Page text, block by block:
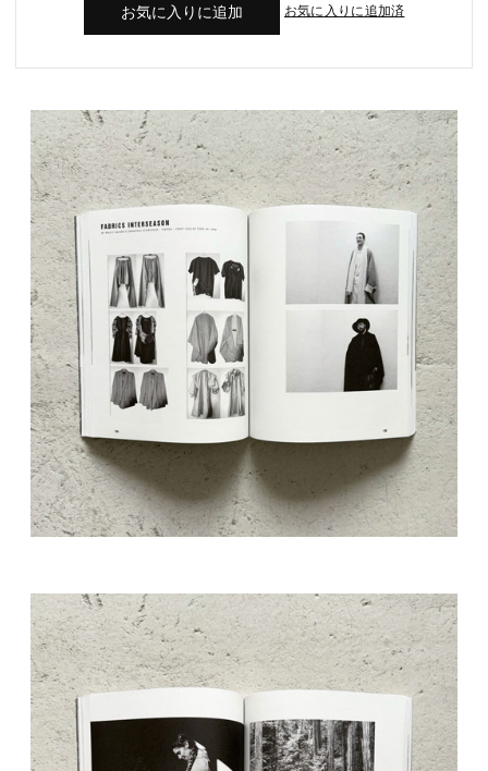
お気に入りに追加済